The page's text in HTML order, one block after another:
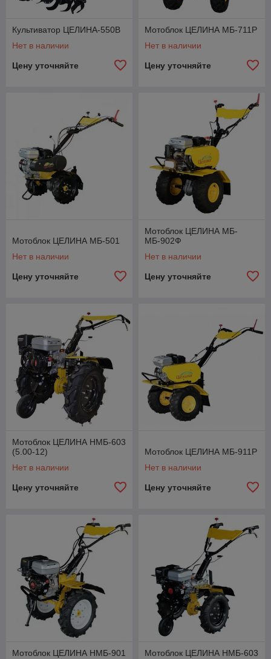
Культиватор ЦЕЛИНА-550В
Нет в наличии
Цену уточняйте
Мотоблок ЦЕЛИНА МБ-711Р
Нет в наличии
Цену уточняйте
Мотоблок ЦЕЛИНА МБ-501
Нет в наличии
Цену уточняйте
Мотоблок ЦЕЛИНА МБ-
МБ-902Ф
Нет в наличии
Цену уточняйте
Мотоблок ЦЕЛИНА НМБ-603
(5.00-12)
Нет в наличии
Цену уточняйте
Мотоблок ЦЕЛИНА МБ-911Р
Нет в наличии
Цену уточняйте
Мотоблок ЦЕЛИНА НМБ-901
Мотоблок ЦЕЛИНА НМБ-603